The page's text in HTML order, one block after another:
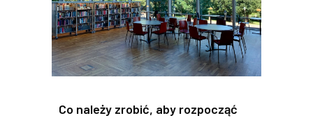
Co należy zrobić, aby rozpocząć